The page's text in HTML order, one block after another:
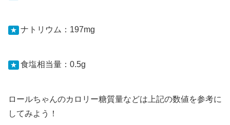
★ ナトリウム：197mg
★ 食塩相当量：0.5g
ロールちゃんのカロリー糖質量などは上記の数値を参考に
してみよう！